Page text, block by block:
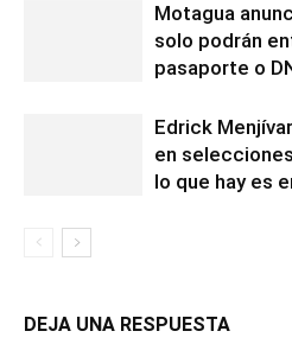
Motagua
solo podrán
pasaporte o
Edrick
en
lo que hay es
DEJA UNA RESPUESTA